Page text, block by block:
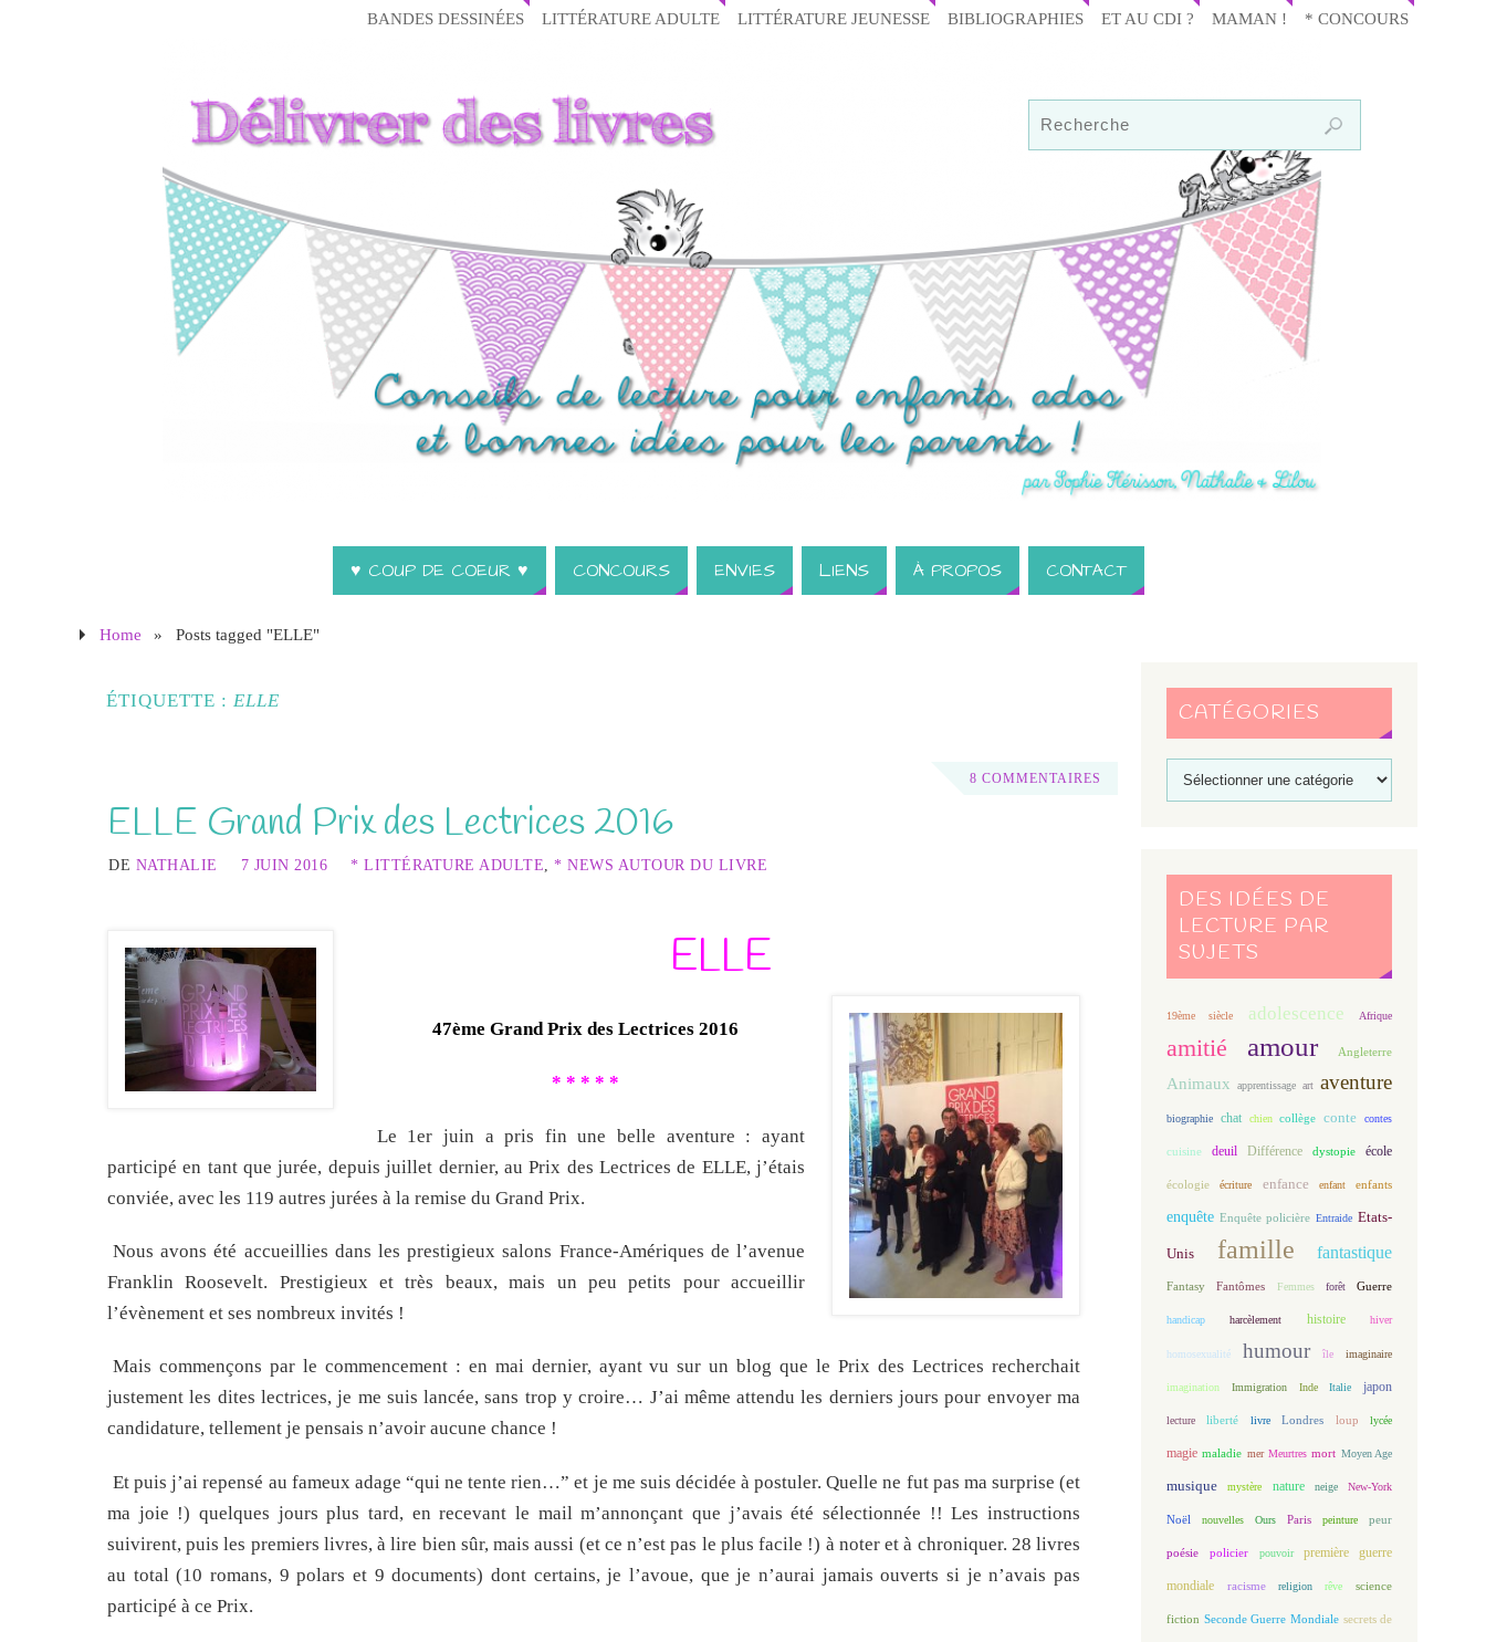
BANDES DESSINÉES LITTÉRATURE ADULTE LITTÉRATURE JEUNESSE BIBLIOGRAPHIES ET AU CDI ? MAMAN ! * CONCOURS
♥ COUP DE COEUR ♥ CONCOURS ENVIES LIENS À PROPOS CONTACT
Home » Posts tagged "ELLE"
ÉTIQUETTE : ELLE
8 COMMENTAIRES
ELLE Grand Prix des Lectrices 2016
DE NATHALIE 7 JUIN 2016 * LITTÉRATURE ADULTE * NEWS AUTOUR DU LIVRE
ELLE
47ème Grand Prix des Lectrices 2016
* * * * *
Le 1er juin a pris fin une belle aventure : ayant
participé en tant que jurée, depuis juillet dernier, au Prix des Lectrices de ELLE, j’étais
conviée, avec les 119 autres jurées à la remise du Grand Prix.
Nous avons été accueillies dans les prestigieux salons France-Amériques de l’avenue
Franklin Roosevelt. Prestigieux et très beaux, mais un peu petits pour accueillir
l’évènement et ses nombreux invités !
Mais commençons par le commencement : en mai dernier, ayant vu sur un blog que le Prix des Lectrices recherchait
justement les dites lectrices, je me suis lancée, sans trop y croire… J’ai même attendu les derniers jours pour envoyer ma
candidature, tellement je pensais n’avoir aucune chance !
Et puis j’ai repensé au fameux adage “qui ne tente rien…” et je me suis décidée à postuler. Quelle ne fut pas ma surprise (et
ma joie !) quelques jours plus tard, en recevant le mail m’annonçant que j’avais été sélectionnée !! Les instructions
suivirent, puis les premiers livres, à lire bien sûr, mais aussi (et ce n’est pas le plus facile !) à noter et à chroniquer. 28 livres
au total (10 romans, 9 polars et 9 documents) dont certains, je l’avoue, que je n’aurai jamais ouverts si je n’avais pas
participé à ce Prix.
CATÉGORIES
DES IDÉES DE
LECTURE PAR
SUJETS
19ème siècle adolescence Afrique
amitié amour Angleterre
Animaux apprentissage art aventure
biographie chat chien collège conte contes
cuisine deuil Différence dystopie école
écologie écriture enfance enfant enfants
enquête Enquête policière Entraide Etats-
Unis famille fantastique
Fantasy Fantômes Femmes forêt Guerre
handicap harcèlement histoire hiver
homosexualité humour île imaginaire
imagination Immigration Inde Italie japon
lecture liberté livre Londres loup lycée
magie maladie mer Meurtres mort Moyen Age
musique mystère nature neige New-York
Noël nouvelles Ours Paris peinture peur
poésie policier pouvoir première guerre
mondiale racisme religion rêve science
fiction Seconde Guerre Mondiale secrets de